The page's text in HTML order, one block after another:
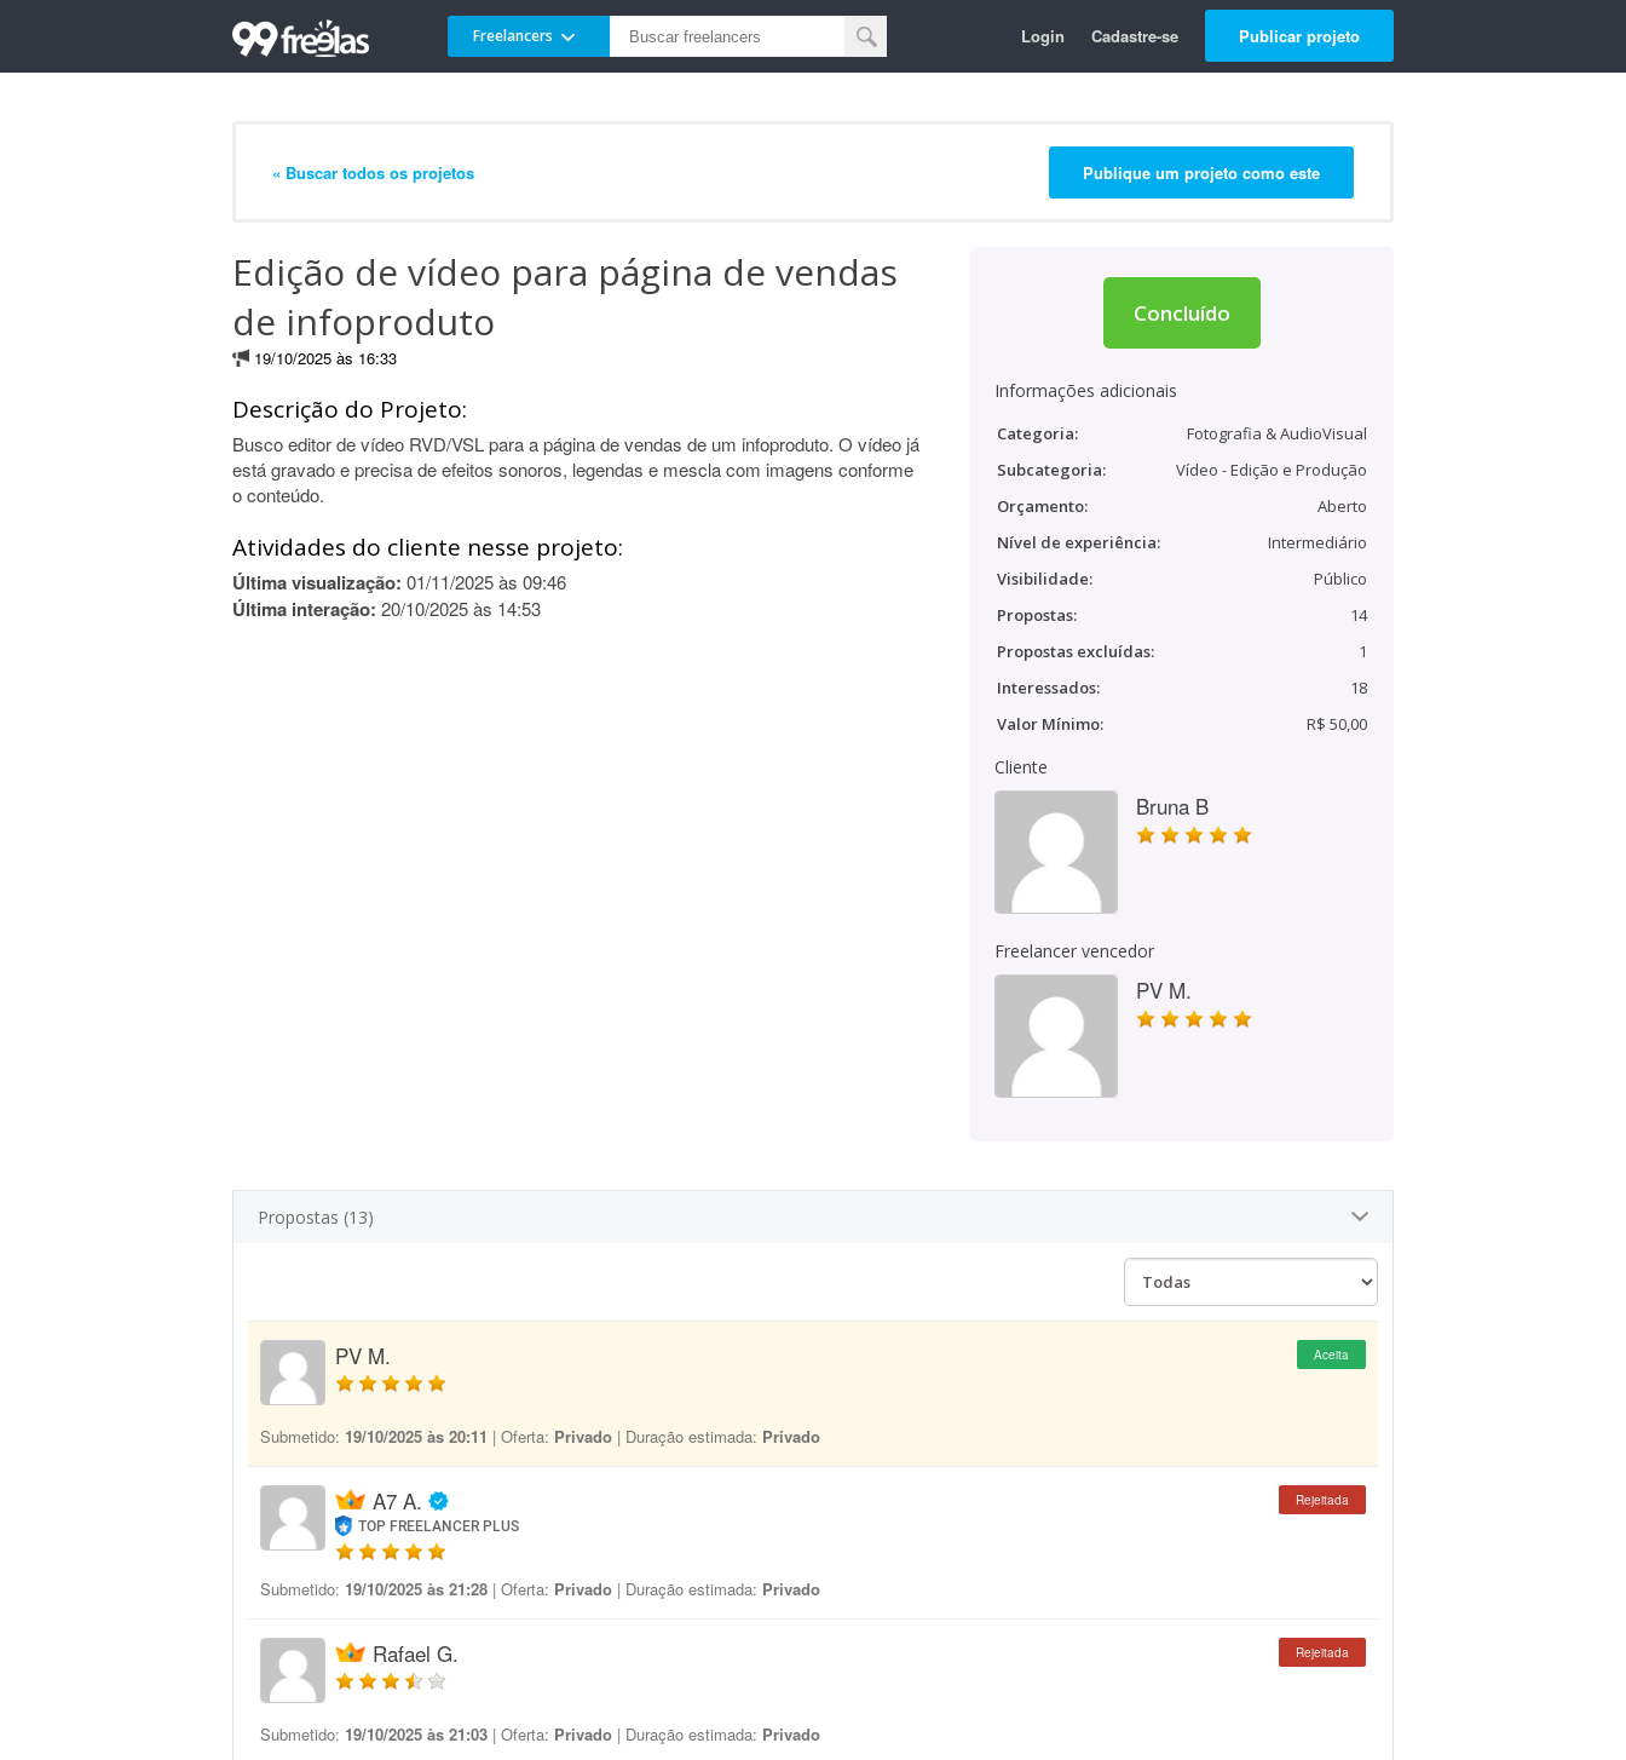
Freelancers Login Cadastre-se Publicar projeto
« Buscar todos os projetos Publique um projeto como este
Edição de vídeo para página de vendas
de infoproduto
19/10/2025 às 16:33
Descrição do Projeto:
Busco editor de vídeo RVD/VSL para a página de vendas de um infoproduto. O vídeo já
está gravado e precisa de efeitos sonoros, legendas e mescla com imagens conforme
o conteúdo.
Atividades do cliente nesse projeto:
Última visualização: 01/11/2025 às 09:46
Última interação: 20/10/2025 às 14:53
Concluído
Informações adicionais
Categoria:
Fotografia & AudioVisual
Subcategoria:
Vídeo - Edição e Produção
Orçamento:
Aberto
Nível de experiência:
Intermediário
Visibilidade:
Público
Propostas:
14
Propostas excluídas:
1
Interessados:
18
Valor Mínimo:
R$ 50,00
Cliente
Bruna B
Freelancer vencedor
PV M.
Propostas (13)
PV M. Aceita
Submetido: 19/10/2025 às 20:11 | Oferta: Privado | Duração estimada: Privado
A7 A.
TOP FREELANCER PLUS
Rejeitada
Submetido: 19/10/2025 às 21:28 | Oferta: Privado | Duração estimada: Privado
Rafael G. Rejeitada
Submetido: 19/10/2025 às 21:03 | Oferta: Privado | Duração estimada: Privado